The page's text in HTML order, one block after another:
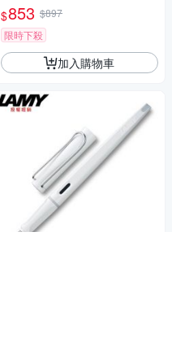
$853 $897
限時下殺
加入購物車